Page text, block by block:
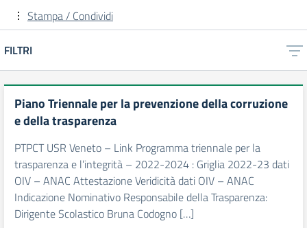
Stampa / Condividi
FILTRI
Piano Triennale per la prevenzione della corruzione
e della trasparenza
PTPCT USR Veneto – Link Programma triennale per la
trasparenza e l’integrità – 2022-2024 : Griglia 2022-23 dati
OIV – ANAC Attestazione Veridicità dati OIV – ANAC
Indicazione Nominativo Responsabile della Trasparenza:
Dirigente Scolastico Bruna Codogno […]